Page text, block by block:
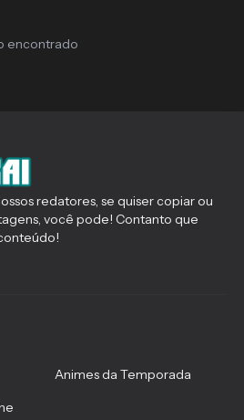
encontrado
redatores, se quiser copiar ou
você pode! Contanto que
Animes da Temporada